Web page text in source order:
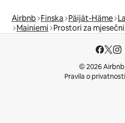
Airbnb Finska Päijät-Häme
Mainiemi Prostori za
© 2026
Pravila o privatnosti